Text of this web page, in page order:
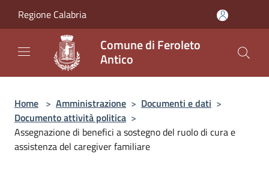
Regione Calabria
Comune di Feroleto
Antico
Home > Amministrazione > Documenti e dati >
Documento attività politica >
Assegnazione di benefici a sostegno del ruolo di cura e
assistenza del caregiver familiare